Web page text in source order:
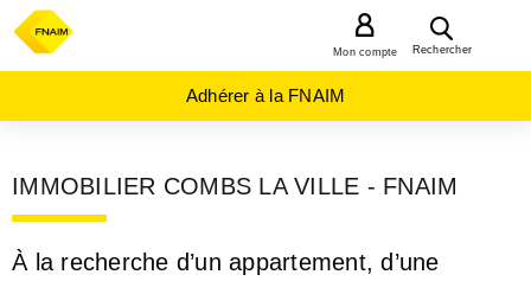
Rechercher
Mon compte
Adhérer à la FNAIM
IMMOBILIER COMBS LA VILLE - FNAIM
À la recherche d’un appartement, d’une